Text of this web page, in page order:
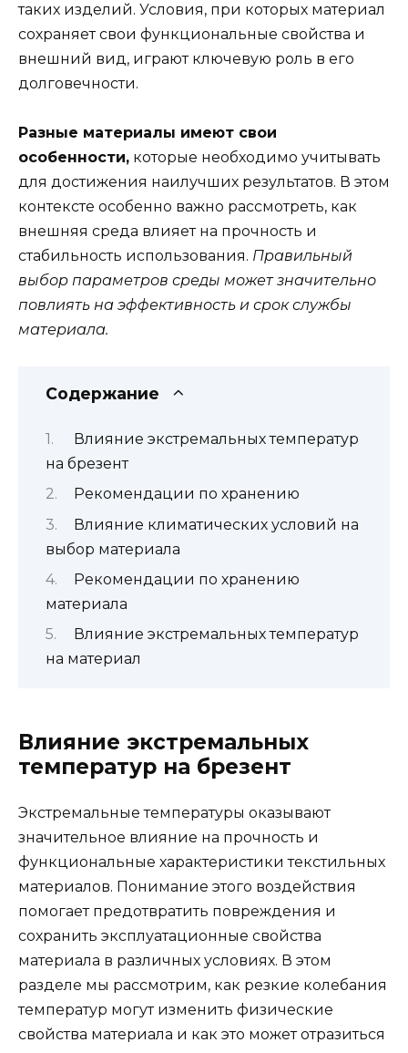
таких изделий. Условия, при которых материал
сохраняет свои функциональные свойства и
внешний вид, играют ключевую роль в его
долговечности.
Разные материалы имеют свои
особенности, которые необходимо учитывать
для достижения наилучших результатов. В этом
контексте особенно важно рассмотреть, как
внешняя среда влияет на прочность и
стабильность использования. Правильный
выбор параметров среды может значительно
повлиять на эффективность и срок службы
материала.
Содержание
Влияние экстремальных температур
на брезент
Рекомендации по хранению
Влияние климатических условий на
выбор материала
Рекомендации по хранению
материала
Влияние экстремальных температур
на материал
Влияние экстремальных
температур на брезент
Экстремальные температуры оказывают
значительное влияние на прочность и
функциональные характеристики текстильных
материалов. Понимание этого воздействия
помогает предотвратить повреждения и
сохранить эксплуатационные свойства
материала в различных условиях. В этом
разделе мы рассмотрим, как резкие колебания
температур могут изменить физические
свойства материала и как это может отразиться